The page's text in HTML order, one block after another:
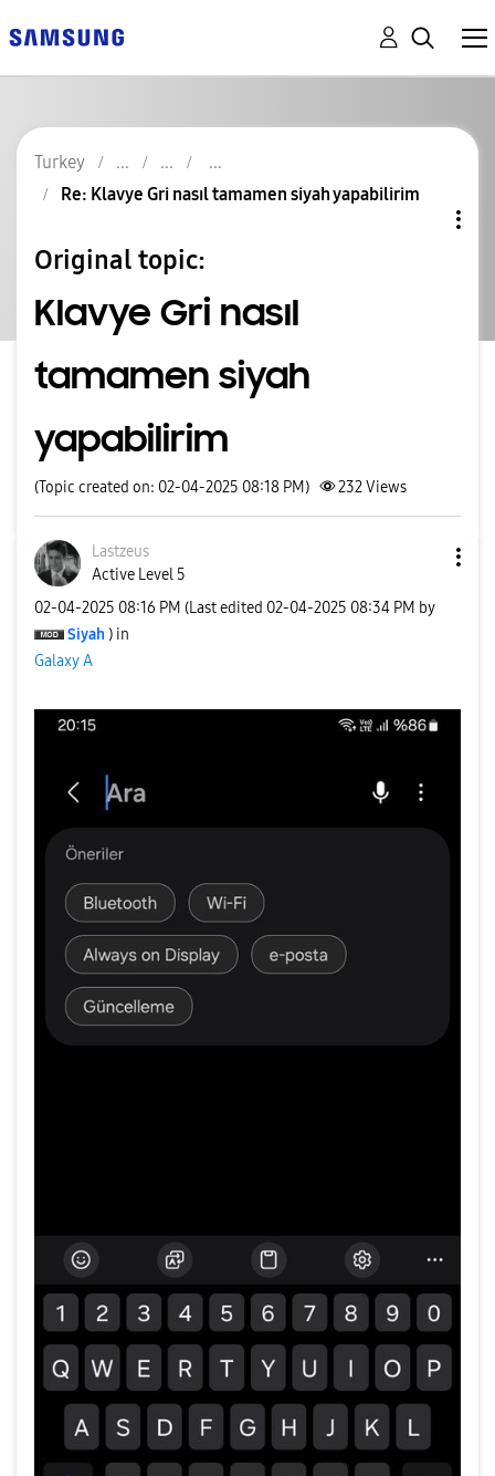
Turkey
Re: Klavye Gri nasıl tamamen siyah yapabilirim
Original topic:
Klavye Gri nasıl
tamamen siyah
yapabilirim
(Topic created on: 02-04-2025 08:18 PM) 232Views
Lastzeus
Active Level 5
‎02-04-2025 08:16 PM (Last edited ‎02-04-2025 08:34 PM by
Siyah ) in
Galaxy A